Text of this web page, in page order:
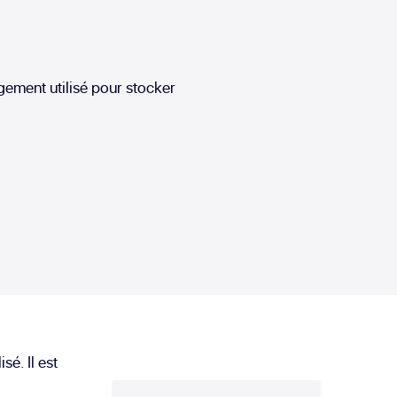
utilisé pour stocker
Il est